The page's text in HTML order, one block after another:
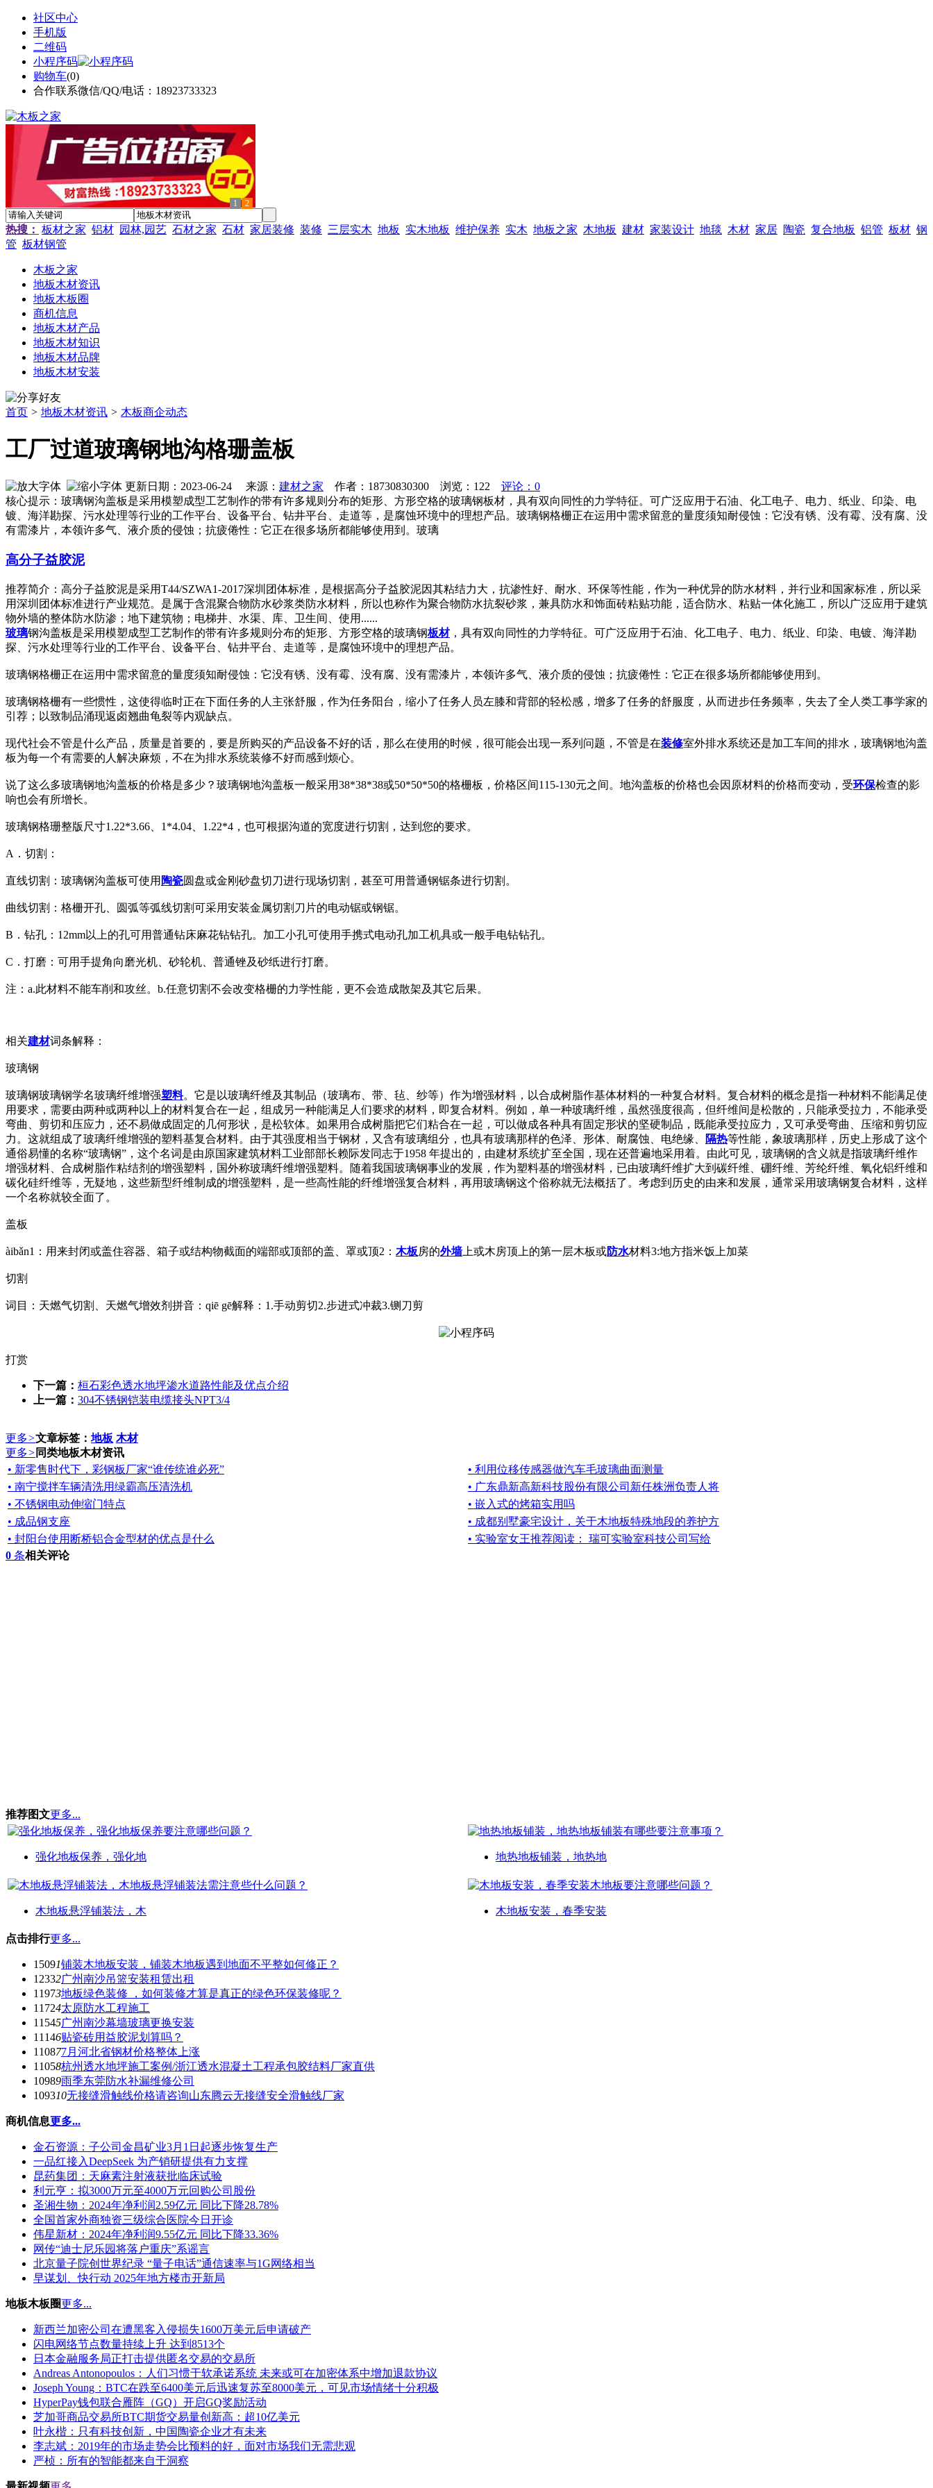
社区中心
手机版
二维码
小程序码
购物车(0)
合作联系微信/QQ/电话：18923733323
1 2
热搜： 板材之家 铝材 园林,园艺 石材之家 石材 家居装修 装修 三层实木 地板 实木地板 维护保养 实木 地板之家 木地板 建材 家装设计 地毯 木材 家居 陶瓷 复合地板 铝管 板材 钢
管 板材钢管
木板之家
地板木材资讯
地板木板圈
商机信息
地板木材产品
地板木材知识
地板木材品牌
地板木材安装
首页 > 地板木材资讯 > 木板商企动态
工厂过道玻璃钢地沟格珊盖板
更新日期：2023-06-24 来源： 建材之家 作者：18730830300 浏览： 122
评论：0
核心提示：玻璃钢沟盖板是采用模塑成型工艺制作的带有许多规则分布的矩形、方形空格的玻璃钢板材，具有双向同性的力学特征。可广泛应用于石油、化工电子、电力、纸业、印染、电
镀、海洋勘探、污水处理等行业的工作平台、设备平台、钻井平台、走道等，是腐蚀环境中的理想产品。玻璃钢格栅正在运用中需求留意的量度须知耐侵蚀：它没有锈、没有霉、没有腐、没
有需漆片，本领许多气、液介质的侵蚀；抗疲倦性：它正在很多场所都能够使用到。玻璃
高分子益胶泥
推荐简介：高分子益胶泥是采用T44/SZWA1-2017深圳团体标准，是根据高分子益胶泥因其粘结力大，抗渗性好、耐水、环保等性能，作为一种优异的防水材料，并行业和国家标准，所以采
用深圳团体标准进行产业规范。是属于含混聚合物防水砂浆类防水材料，所以也称作为聚合物防水抗裂砂浆，兼具防水和饰面砖粘贴功能，适合防水、粘贴一体化施工，所以广泛应用于建筑
物外墙的整体防水防渗；地下建筑物；电梯井、水渠、库、卫生间、使用......
玻璃钢沟盖板是采用模塑成型工艺制作的带有许多规则分布的矩形、方形空格的玻璃钢板材，具有双向同性的力学特征。可广泛应用于石油、化工电子、电力、纸业、印染、电镀、海洋勘
探、污水处理等行业的工作平台、设备平台、钻井平台、走道等，是腐蚀环境中的理想产品。
玻璃钢格栅正在运用中需求留意的量度须知耐侵蚀：它没有锈、没有霉、没有腐、没有需漆片，本领许多气、液介质的侵蚀；抗疲倦性：它正在很多场所都能够使用到。
玻璃钢格栅有一些惯性，这使得临时正在下面任务的人主张舒服，作为任务阳台，缩小了任务人员左膝和背部的轻松感，增多了任务的舒服度，从而进步任务频率，失去了全人类工事学家的
引荐；以致制品涌现返卤翘曲龟裂等内观缺点。
现代社会不管是什么产品，质量是首要的，要是所购买的产品设备不好的话，那么在使用的时候，很可能会出现一系列问题，不管是在装修室外排水系统还是加工车间的排水，玻璃钢地沟盖
板为每一个有需要的人解决麻烦，不在为排水系统装修不好而感到烦心。
说了这么多玻璃钢地沟盖板的价格是多少？玻璃钢地沟盖板一般采用38*38*38或50*50*50的格栅板，价格区间115-130元之间。地沟盖板的价格也会因原材料的价格而变动，受环保检查的影
响也会有所增长。
玻璃钢格珊整版尺寸1.22*3.66、1*4.04、1.22*4，也可根据沟道的宽度进行切割，达到您的要求。
A．切割：
直线切割：玻璃钢沟盖板可使用 陶瓷圆盘或金刚砂盘切刀进行现场切割，甚至可用普通钢锯条进行切割。
曲线切割：格栅开孔、圆弧等弧线切割可采用安装金属切割刀片的电动锯或钢锯。
B．钻孔：12mm以上的孔可用普通钻床麻花钻钻孔。加工小孔可使用手携式电动孔加工机具或一般手电钻钻孔。
C．打磨：可用手提角向磨光机、砂轮机、普通锉及砂纸进行打磨。
注：a.此材料不能车削和攻丝。b.任意切割不会改变格栅的力学性能，更不会造成散架及其它后果。
相关建材词条解释：
玻璃钢
玻璃钢玻璃钢学名玻璃纤维增强塑料。它是以玻璃纤维及其制品（玻璃布、带、毡、纱等）作为增强材料，以合成树脂作基体材料的一种复合材料。复合材料的概念是指一种材料不能满足使
用要求，需要由两种或两种以上的材料复合在一起，组成另一种能满足人们要求的材料，即复合材料。例如，单一种玻璃纤维，虽然强度很高，但纤维间是松散的，只能承受拉力，不能承受
弯曲、剪切和压应力，还不易做成固定的几何形状，是松软体。如果用合成树脂把它们粘合在一起，可以做成各种具有固定形状的坚硬制品，既能承受拉应力，又可承受弯曲、压缩和剪切应
力。这就组成了玻璃纤维增强的塑料基复合材料。由于其强度相当于钢材，又含有玻璃组分，也具有玻璃那样的色泽、形体、耐腐蚀、电绝缘、
隔热等性能，象玻璃那样，历史上形成了这个
通俗易懂的名称“玻璃钢”，这个名词是由原国家建筑材料工业部部长赖际发同志于1958 年提出的，由建材系统扩至全国，现在还普遍地采用着。由此可见，玻璃钢的含义就是指玻璃纤维作
增强材料、合成树脂作粘结剂的增强塑料，国外称玻璃纤维增强塑料。随着我国玻璃钢事业的发展，作为塑料基的增强材料，已由玻璃纤维扩大到碳纤维、硼纤维、芳纶纤维、氧化铝纤维和
碳化硅纤维等，无疑地，这些新型纤维制成的增强塑料，是一些高性能的纤维增强复合材料，再用玻璃钢这个俗称就无法概括了。考虑到历史的由来和发展，通常采用玻璃钢复合材料，这样
一个名称就较全面了。
盖板
àibǎn1：用来封闭或盖住容器、箱子或结构物截面的端部或顶部的盖、罩或顶2： 木板房的外墙上或木房顶上的第一层木板或防水材料3:地方指米饭上加菜
切割
词目：天燃气切割、天燃气增效剂拼音：qiē gē解释：1.手动剪切2.步进式冲裁3.铡刀剪
打赏
下一篇： 桓石彩色透水地坪渗水道路性能及优点介绍
上一篇： 304不锈钢铠装电缆接头NPT3/4
更多>文章标签： 地板 木材
更多> 同类地板木材资讯
• 新零售时代下，彩钢板厂家“谁传统谁必死”
• 利用位移传感器做汽车毛玻璃曲面测量
• 南宁搅拌车辆清洗用绿霸高压清洗机
• 广东鼎新高新科技股份有限公司新任株洲负责人将
• 不锈钢电动伸缩门特点
• 嵌入式的烤箱实用吗
• 成品钢支座
• 成都别墅豪宅设计，关于木地板特殊地段的养护方
• 封阳台使用断桥铝合金型材的优点是什么
• 实验室女王推荐阅读： 瑞可实验室科技公司写给
0 条相关评论
推荐图文更多...
强化地板保养，强化地 地热地板铺装，地热地
木地板悬浮铺装法，木 木地板安装，春季安装
点击排行更多...
15091铺装木地板安装，铺装木地板遇到地面不平整如何修正？
12332广州南沙吊篮安装租赁出租
11973地板绿色装修 ，如何装修才算是真正的绿色环保装修呢？
11724太原防水工程施工
11545广州南沙幕墙玻璃更换安装
11146贴瓷砖用益胶泥划算吗？
110877月河北省钢材价格整体上涨
11058杭州透水地坪施工案例/浙江透水混凝土工程承包胶结料厂家直供
10989雨季东莞防水补漏维修公司
109310无接缝滑触线价格请咨询山东腾云无接缝安全滑触线厂家
商机信息更多...
金石资源：子公司金昌矿业3月1日起逐步恢复生产
一品红接入DeepSeek 为产销研提供有力支撑
昆药集团：天麻素注射液获批临床试验
利元亨：拟3000万元至4000万元回购公司股份
圣湘生物：2024年净利润2.59亿元 同比下降28.78%
全国首家外商独资三级综合医院今日开诊
伟星新材：2024年净利润9.55亿元 同比下降33.36%
网传“迪士尼乐园将落户重庆”系谣言
北京量子院创世界纪录 “量子电话”通信速率与1G网络相当
早谋划、快行动 2025年地方楼市开新局
地板木板圈更多...
新西兰加密公司在遭黑客入侵损失1600万美元后申请破产
闪电网络节点数量持续上升 达到8513个
日本金融服务局正打击提供匿名交易的交易所
Andreas Antonopoulos：人们习惯于软承诺系统 未来或可在加密体系中增加退款协议
Joseph Young：BTC在跌至6400美元后迅速复苏至8000美元，可见市场情绪十分积极
HyperPay钱包联合雁阵（GQ）开启GQ奖励活动
芝加哥商品交易所BTC期货交易量创新高：超10亿美元
叶永楷：只有科技创新，中国陶瓷企业才有未来
李志斌：2019年的市场走势会比预料的好，面对市场我们无需悲观
严桢：所有的智能都来自于洞察